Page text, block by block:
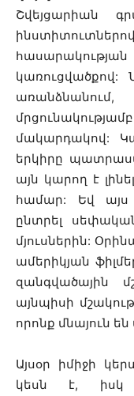
Շվեյցարիան
կառուցվածքով:
մակարդակով:
երկիրը
այն կարող է
համար: Եվ այս
ընտրել
մյուսներին:
ամերիկյան
զանգվածային
այնպիսի
որոնք մնայուն
Այսօր իմիջի
կեսն է, իսկ